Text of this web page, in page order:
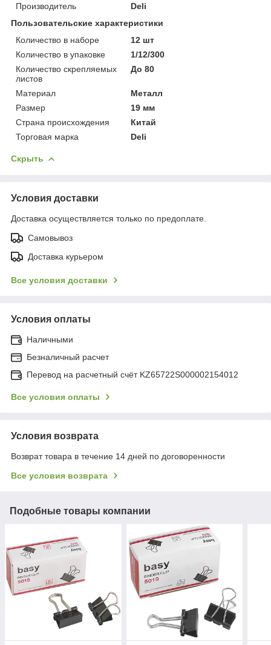
Производитель
Deli
Пользовательские характеристики
Количество в наборе
12 шт
Количество в упаковке
1/12/300
Количество скрепляемых
листов
До 80
Материал
Металл
Размер
19 мм
Страна происхождения
Китай
Торговая марка
Deli
Скрыть
Условия доставки
Доставка осуществляется только по предоплате.
Самовывоз
Доставка курьером
Все условия доставки
Условия оплаты
Наличными
Безналичный расчет
Перевод на расчетный счёт KZ65722S000002154012
Все условия оплаты
Условия возврата
Возврат товара в течение 14 дней по договоренности
Все условия возврата
Подобные товары компании